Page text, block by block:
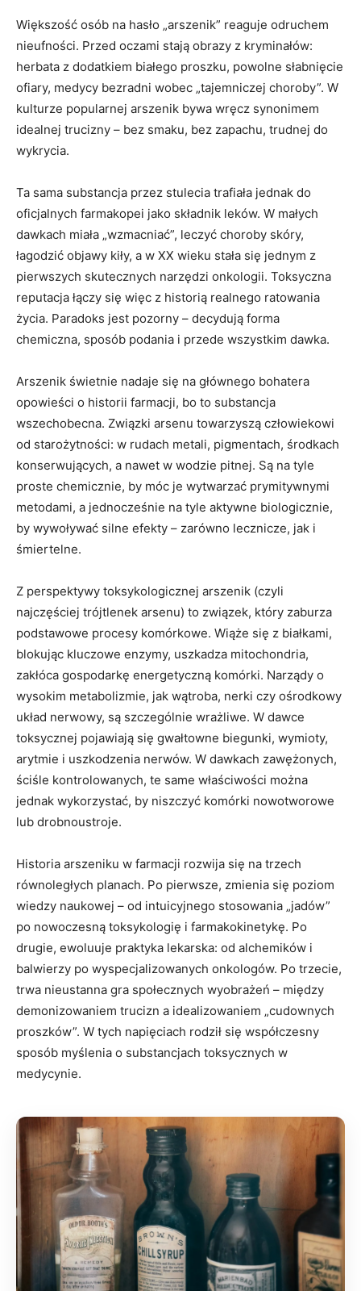
Większość osób na hasło „arszenik” reaguje odruchem
nieufności. Przed oczami stają obrazy z kryminałów:
herbata z dodatkiem białego proszku, powolne słabnięcie
ofiary, medycy bezradni wobec „tajemniczej choroby”. W
kulturze popularnej arszenik bywa wręcz synonimem
idealnej trucizny – bez smaku, bez zapachu, trudnej do
wykrycia.
Ta sama substancja przez stulecia trafiała jednak do
oficjalnych farmakopei jako składnik leków. W małych
dawkach miała „wzmacniać”, leczyć choroby skóry,
łagodzić objawy kiły, a w XX wieku stała się jednym z
pierwszych skutecznych narzędzi onkologii. Toksyczna
reputacja łączy się więc z historią realnego ratowania
życia. Paradoks jest pozorny – decydują forma
chemiczna, sposób podania i przede wszystkim dawka.
Arszenik świetnie nadaje się na głównego bohatera
opowieści o historii farmacji, bo to substancja
wszechobecna. Związki arsenu towarzyszą człowiekowi
od starożytności: w rudach metali, pigmentach, środkach
konserwujących, a nawet w wodzie pitnej. Są na tyle
proste chemicznie, by móc je wytwarzać prymitywnymi
metodami, a jednocześnie na tyle aktywne biologicznie,
by wywoływać silne efekty – zarówno lecznicze, jak i
śmiertelne.
Z perspektywy toksykologicznej arszenik (czyli
najczęściej trójtlenek arsenu) to związek, który zaburza
podstawowe procesy komórkowe. Wiąże się z białkami,
blokując kluczowe enzymy, uszkadza mitochondria,
zakłóca gospodarkę energetyczną komórki. Narządy o
wysokim metabolizmie, jak wątroba, nerki czy ośrodkowy
układ nerwowy, są szczególnie wrażliwe. W dawce
toksycznej pojawiają się gwałtowne biegunki, wymioty,
arytmie i uszkodzenia nerwów. W dawkach zawężonych,
ściśle kontrolowanych, te same właściwości można
jednak wykorzystać, by niszczyć komórki nowotworowe
lub drobnoustroje.
Historia arszeniku w farmacji rozwija się na trzech
równoległych planach. Po pierwsze, zmienia się poziom
wiedzy naukowej – od intuicyjnego stosowania „jadów”
po nowoczesną toksykologię i farmakokinetykę. Po
drugie, ewoluuje praktyka lekarska: od alchemików i
balwierzy po wyspecjalizowanych onkologów. Po trzecie,
trwa nieustanna gra społecznych wyobrażeń – między
demonizowaniem trucizn a idealizowaniem „cudownych
proszków”. W tych napięciach rodził się współczesny
sposób myślenia o substancjach toksycznych w
medycynie.